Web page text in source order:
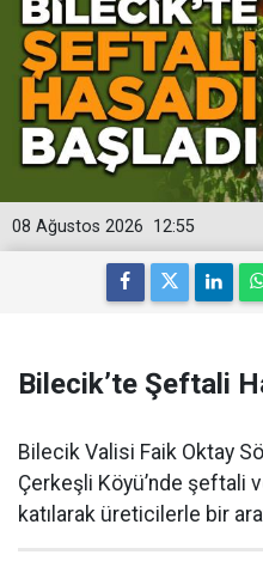
12:55
08 Ağustos 2026
Bilecik’te Şeftali
Bilecik Valisi Faik Oktay
Çerkeşli Köyü’nde şeftali
katılarak üreticilerle bir